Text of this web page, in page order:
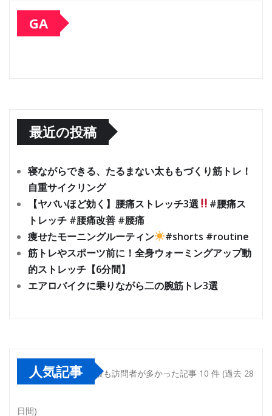
GA
最近の投稿
寝ながらできる、たるまない太ももづくり筋トレ！
自重サイクリング
【ヤバいほど効く】腰痛ストレッチ3選
#腰痛ス
トレッチ #腰痛改善 #腰痛
痩せたモーニングルーティン
#shorts #routine
筋トレやスポーツ前に！全身ウォーミングアップ動
的ストレッチ【6分間】
エアロバイクに乗りながら二の腕筋トレ3選
人気記事 最も訪問者が多かった記事 10 件 (過去 28
日間)